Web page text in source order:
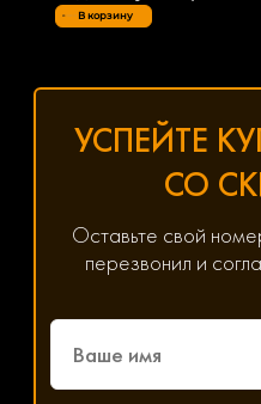
В корзину
УСПЕЙТЕ
СО
Оставьте свой
перезвонил и